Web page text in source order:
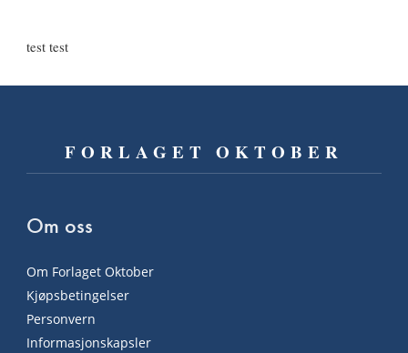
test test
FORLAGET OKTOBER
Om oss
Om Forlaget Oktober
Kjøpsbetingelser
Personvern
Informasjonskapsler